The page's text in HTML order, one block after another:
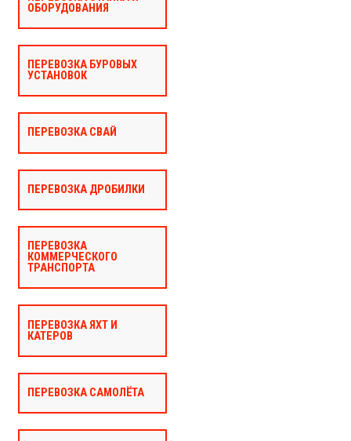
ОБОРУДОВАНИЯ
ПЕРЕВОЗКА БУРОВЫХ
УСТАНОВОК
ПЕРЕВОЗКА СВАЙ
ПЕРЕВОЗКА ДРОБИЛКИ
ПЕРЕВОЗКА
КОММЕРЧЕСКОГО
ТРАНСПОРТА
ПЕРЕВОЗКА ЯХТ И
КАТЕРОВ
ПЕРЕВОЗКА САМОЛЁТА